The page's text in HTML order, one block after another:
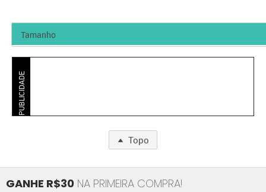
PUBLICIDADE
Topo
GANHE R$30 NA PRIMEIRA COMPRA!